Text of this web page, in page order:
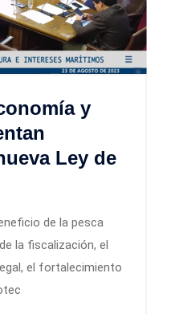
y
Ley de
de la pesca
la fiscalización, el
el fortalecimiento